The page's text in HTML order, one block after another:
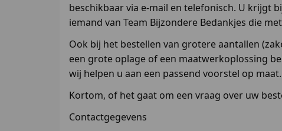
beschikbaar via e-mail en telefonisch. U krijgt
iemand van Team Bijzondere Bedankjes die
Ook bij het bestellen van grotere aantallen
een grote oplage of een maatwerkoplossing
wij helpen u aan een passend voorstel op maat.
Kortom, of het gaat om een vraag over uw
Contactgegevens